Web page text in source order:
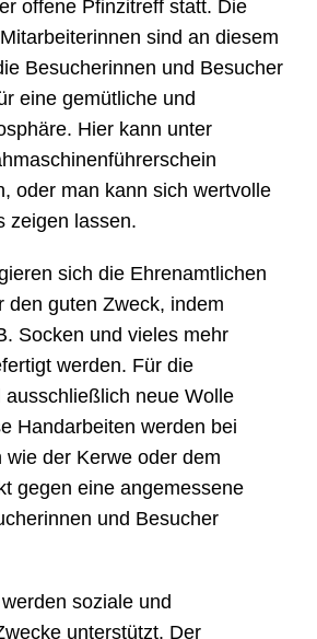
offene Pfinzitreff statt. Die
sind an diesem
Besucherinnen und Besucher
eine gemütliche und
Hier kann unter
oder man kann sich wertvolle
zeigen lassen.
sich die Ehrenamtlichen
den guten Zweck, indem
Socken und vieles mehr
werden. Für die
ausschließlich neue Wolle
Handarbeiten werden bei
wie der Kerwe oder dem
gegen eine angemessene
und Besucher
soziale und
unterstützt. Der